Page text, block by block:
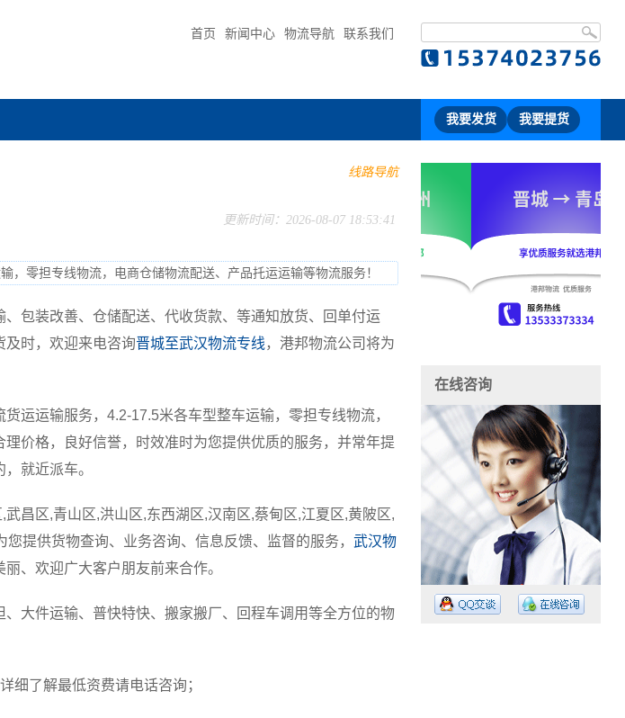
首页 新闻中心 物流导航 联系我们
我要发货 我要提货
线路导航
更新时间：2026-08-07 18:53:41
零担专线物流，电商仓储物流配送、产品托运运输等物流服务！
、包装改善、仓储配送、代收货款、等通知放货、回单付运
及时，欢迎来电咨询晋城至武汉物流专线 ，港邦物流公司将为
运运输服务，4.2-17.5米各车型整车运输，零担专线物流，
理价格，良好信誉，时效准时为您提供优质的服务，并常年提
就近派车。
昌区,青山区,洪山区,东西湖区,汉南区,蔡甸区,江夏区,黄陂区,
提供货物查询、业务咨询、信息反馈、监督的服务， 武汉物
、欢迎广大客户朋友前来合作。
大件运输、普快特快、搬家搬厂、回程车调用等全方位的物
细了解最低资费请电话咨询；
在线咨询